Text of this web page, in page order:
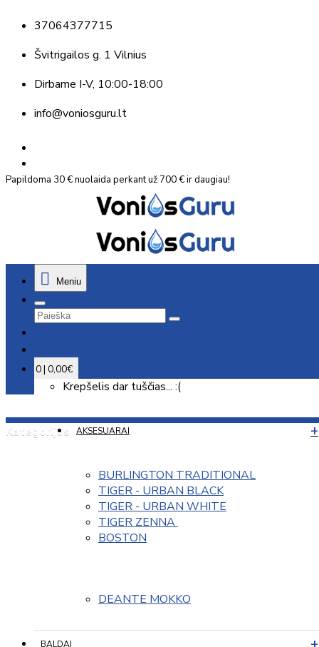
37064377715
Švitrigailos g. 1 Vilnius
Dirbame I-V, 10:00-18:00
info@voniosguru.lt
Papildoma 30 € nuolaida perkant už 700 € ir daugiau!
Meniu
0 | 0,00€
Krepšelis dar tuščias... :(
Kategorijos AKSESUARAI
BURLINGTON TRADITIONAL
TIGER - URBAN BLACK
TIGER - URBAN WHITE
TIGER ZENNA
BOSTON
DEANTE MOKKO
BALDAI